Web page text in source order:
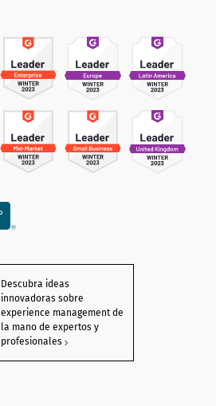
Descubra ideas
innovadoras sobre
experience management de
la mano de expertos y
profesionales